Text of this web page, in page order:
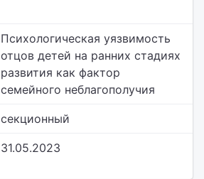
Психологическая уязвимость
отцов детей на ранних стадиях
развития как фактор
семейного неблагополучия
секционный
31.05.2023